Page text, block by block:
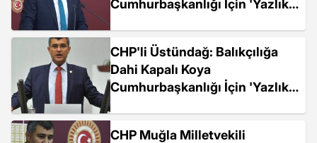
Cumhurbaşkanlığı Için 'Yazlık
CHP'li Üstündağ: Balıkçılığa
Dahi Kapalı Koya
Cumhurbaşkanlığı İçin 'Yazlık
CHP Muğla Milletvekili